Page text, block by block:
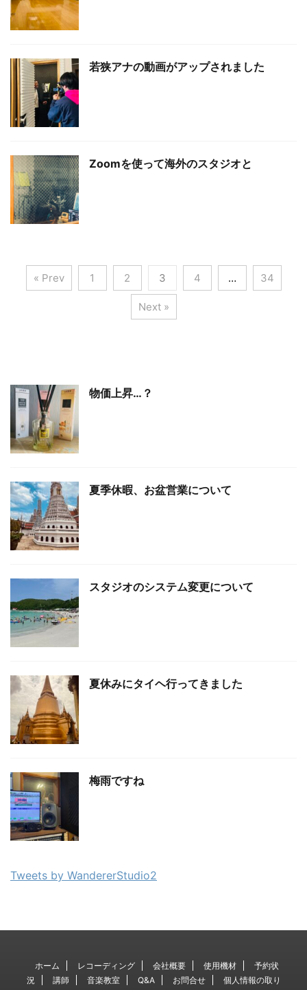
若狭アナの動画がアップされました
Zoomを使って海外のスタジオと
« Prev 1 2 3 4 … 34
Next »
物価上昇…？
夏季休暇、お盆営業について
スタジオのシステム変更について
夏休みにタイヘ行ってきました
梅雨ですね
Tweets by WandererStudio2
ホーム レコーディング 会社概要 使用機材
予約状
況
講師 音楽教室 Q&A お問合せ
個人情報の取り